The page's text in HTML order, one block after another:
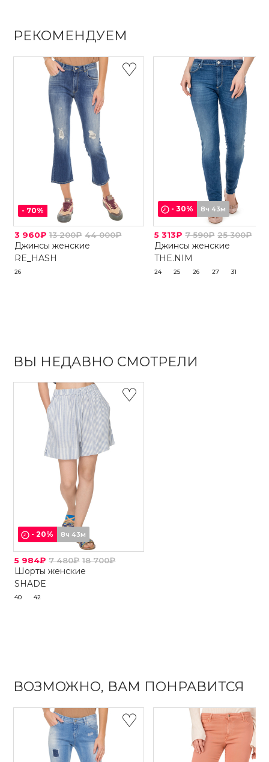
РЕКОМЕНДУЕМ
- 70%
3 960₽ 13 200₽ 44 000₽
Джинсы женские
RE_HASH
26
-30% 8ч 43м
5 313₽ 7 590₽ 25 300₽
Джинсы женские
THE.NIM
24 25 26 27 31
ВЫ НЕДАВНО СМОТРЕЛИ
-20% 8ч 43м
5 984₽ 7 480₽ 18 700₽
Шорты женские
SHADE
40 42
ВОЗМОЖНО, ВАМ ПОНРАВИТСЯ